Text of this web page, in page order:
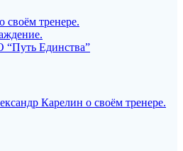
своём тренере.
“Путь Единства”
Карелин о своём тренере.